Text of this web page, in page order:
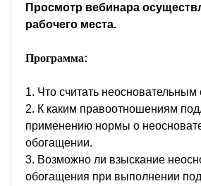
Просмотр вебинара
рабочего места.
Программа:
1. Что считать
2. К каким правоотношениям
применению нормы о
обогащении.
3. Возможно ли взыскание
обогащения при выполнении